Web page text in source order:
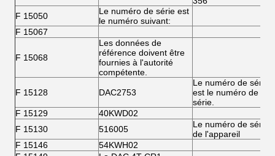
F 15050
Le numéro de série est
le numéro suivant:
F 15067
F 15068
Les données de
référence doivent être
fournies à l'autorité
compétente.
F 15128 DAC2753
Le numéro de série
est le numéro de
série.
F 15129
40KWD02
F 15130
516005
Le numéro de série
de l'appareil
F 15146
54KWH02